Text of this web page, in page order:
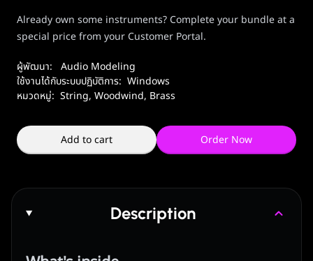
Already own some instruments? Complete your bundle at a
special price from your Customer Portal.
ผู้พัฒนา:
Audio Modeling
ใช้งานได้กับระบบปฏิบัติการ: Windows
หมวดหมู่: String, Woodwind, Brass
Add to cart Order Now
Description